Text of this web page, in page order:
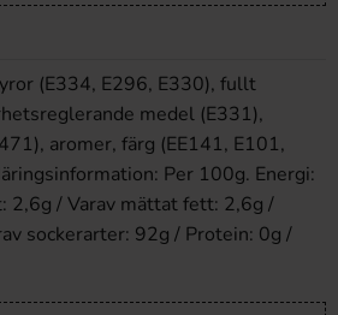
(E334, E296, E330), fullt
medel (E331),
aromer, färg (EE141, E101,
Per 100g. Energi:
2,6g / Varav mättat fett: 2,6g /
sockerarter: 92g / Protein: 0g /